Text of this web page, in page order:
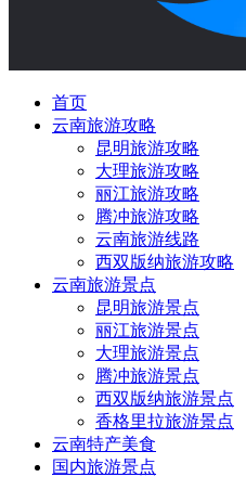
首页
云南旅游攻略
昆明旅游攻略
大理旅游攻略
丽江旅游攻略
腾冲旅游攻略
云南旅游线路
西双版纳旅游攻略
云南旅游景点
昆明旅游景点
丽江旅游景点
大理旅游景点
腾冲旅游景点
西双版纳旅游景点
香格里拉旅游景点
云南特产美食
国内旅游景点